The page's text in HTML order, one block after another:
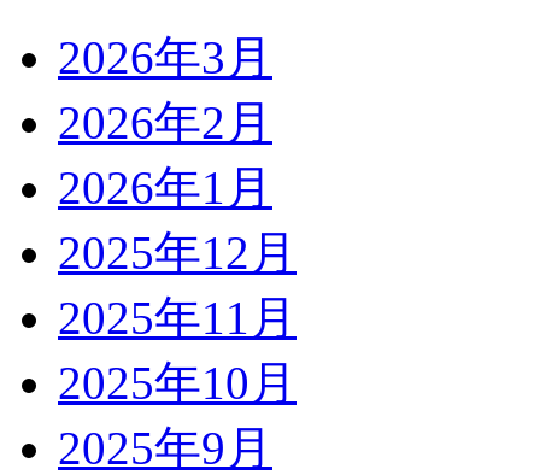
2026年3月
2026年2月
2026年1月
2025年12月
2025年11月
2025年10月
2025年9月